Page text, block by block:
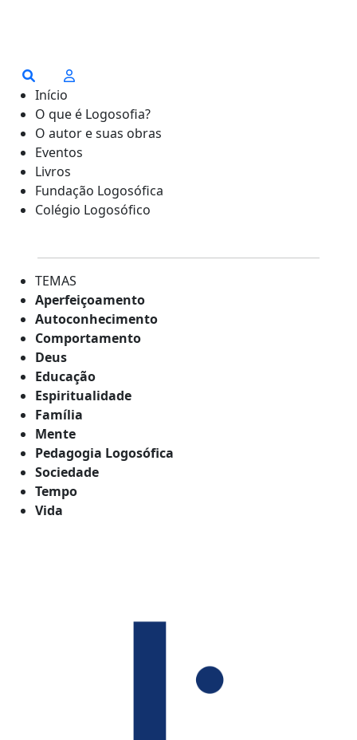
Início
O que é Logosofia?
O autor e suas obras
Eventos
Livros
Fundação Logosófica
Colégio Logosófico
TEMAS
Aperfeiçoamento
Autoconhecimento
Comportamento
Deus
Educação
Espiritualidade
Família
Mente
Pedagogia Logosófica
Sociedade
Tempo
Vida